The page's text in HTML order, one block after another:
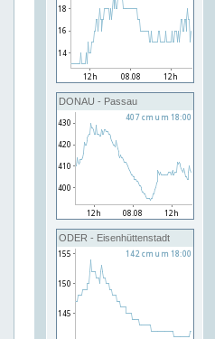
DONAU - Passau
ODER - Eisenhüttenstadt